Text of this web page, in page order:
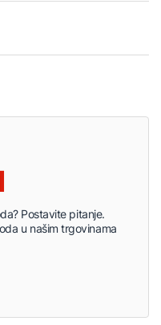
Postavite pitanje.
u našim trgovinama